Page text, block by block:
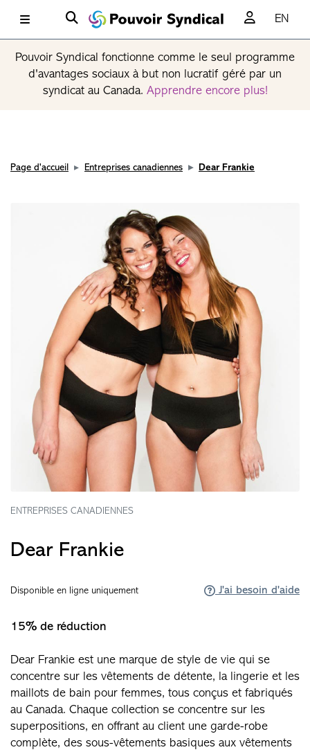
EN
Pouvoir Syndical fonctionne comme le seul programme
d'avantages sociaux à but non lucratif géré par un
syndicat au Canada. Apprendre encore plus!
Page d'accueil Entreprises canadiennes Dear Frankie
ENTREPRISES CANADIENNES
Dear Frankie
Disponible en ligne uniquement J'ai besoin d'aide
15% de réduction
Dear Frankie est une marque de style de vie qui se
concentre sur les vêtements de détente, la lingerie et les
maillots de bain pour femmes, tous conçus et fabriqués
au Canada. Chaque collection se concentre sur les
superpositions, en offrant au client une garde-robe
complète, des sous-vêtements basiques aux vêtements